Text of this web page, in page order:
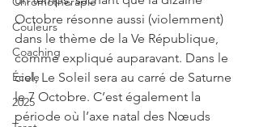
Couleurs
Coaching
École
2025
Octobre résonne aussi (violemment)
dans le thème de la Ve République,
comme expliqué auparavant. Dans le
ciel, Le Soleil sera au carré de Saturne
le 7 Octobre. C’est également la
période où l’axe natal des Nœuds